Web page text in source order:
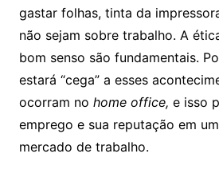
gastar folhas, tinta da
não sejam sobre trabalho. A
bom senso são fundamentais.
estará “cega” a esses
ocorram no home office, e isso
emprego e sua reputação em
mercado de trabalho.